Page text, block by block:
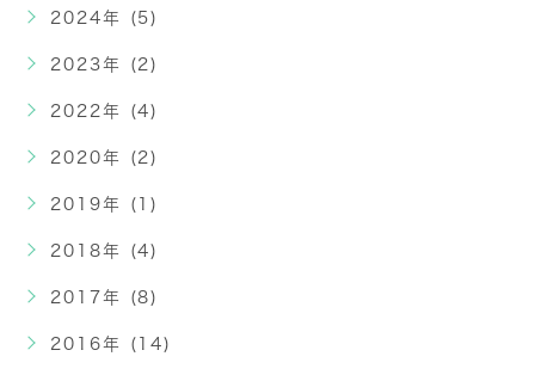
2024年 (5)
2023年 (2)
2022年 (4)
2020年 (2)
2019年 (1)
2018年 (4)
2017年 (8)
2016年 (14)